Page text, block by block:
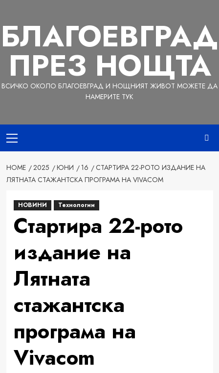
content
БЛАГОЕВГРАД
ПРЕЗ НОЩТА
ВСИЧКО ОКОЛО БЛАГОЕВГРАД И НОЩНИЯТ ЖИВОТ МОЖЕТЕ ДА
НАМЕРИТЕ ТУК
Menu
HOME 2025 ЮНИ 16
СТАРТИРА 22-РОТО ИЗДАНИЕ НА
ЛЯТНАТА СТАЖАНТСКА ПРОГРАМА НА VIVACOM
НОВИНИ Технологии
Стартира 22-рото
издание на
Лятната
стажантска
програма на
Vivacom